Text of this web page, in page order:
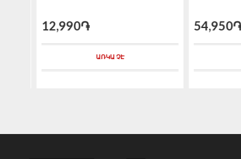
12,990֏
ԱՌԿԱ ՉԷ
54,950֏